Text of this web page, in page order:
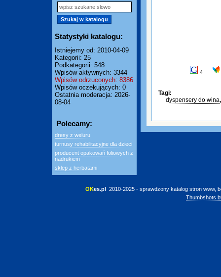
Statystyki katalogu:
Istniejemy od: 2010-04-09
Kategorii: 25
Podkategorii: 548
Wpisów aktywnych: 3344
Wpisów odrzuconych: 8386
Wpisów oczekujących: 0
Ostatnia moderacja: 2026-
08-04
Polecamy:
dresy z weluru
turnusy rehabilitacyjne dla dzieci
producent opakowań foliowych z
nadrukiem
sklep z herbatami
4
Tagi:
dyspensery do wina
OKes.pl 2010-2025 - sprawdzony katalog stron www,
Thumbshots